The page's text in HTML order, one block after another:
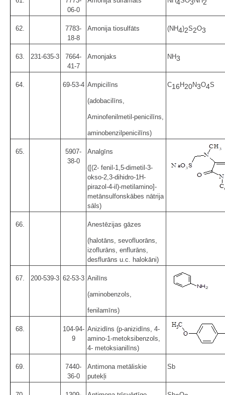
06-0
62.
7783-
18-8
Amonija tiosulfāts (NH4)2S2O3
63. 231-635-3
7664-
41-7
Amonjaks NH3
64. 69-53-4 Ampicilīns
(adobacilīns,
Aminofenilmetil-penicilīns,
aminobenzilpenicilīns)
C16H20N3O4S
65.
5907-
38-0
Analgīns
([(2- fenil-1,5-dimetil-3-
okso-2,3-dihidro-1H-
pirazol-4-il)-metilamino]-
metānsulfonskābes nātrija
sāls)
66. Anestēzijas gāzes
(halotāns, sevofluorāns,
izoflurāns, enflurāns,
desflurāns u.c. halokāni)
67. 200-539-3 62-53-3 Anilīns
(aminobenzols,
fenilamīns)
68.
104-94-
9
Anizidīns (p-anizidīns, 4-
amino-1-metoksibenzols,
4- metoksianilīns)
69.
7440-
36-0
Antimona metāliskie
putekļi
Sb